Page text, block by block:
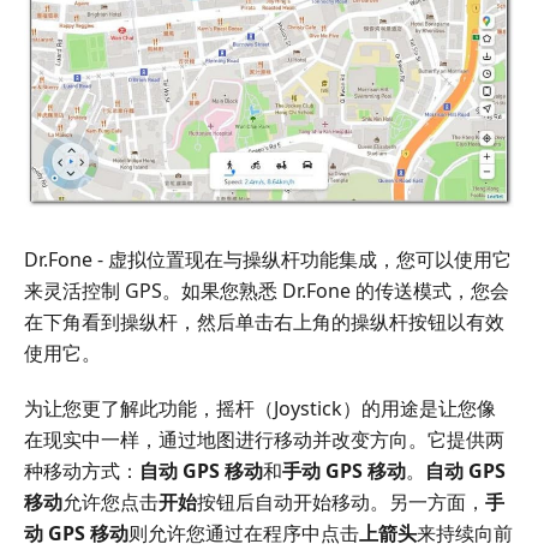
Dr.Fone - 虚拟位置现在与操纵杆功能集成，您可以使用它
来灵活控制 GPS。如果您熟悉 Dr.Fone 的传送模式，您会
在下角看到操纵杆，然后单击右上角的操纵杆按钮以有效
使用它。
为让您更了解此功能，摇杆（Joystick）的用途是让您像
在现实中一样，通过地图进行移动并改变方向。它提供两
种移动方式： 自动 GPS 移动和手动 GPS 移动。 自动 GPS
移动允许您点击开始按钮后自动开始移动。另一方面， 手
动 GPS 移动则允许您通过在程序中点击上箭头来持续向前